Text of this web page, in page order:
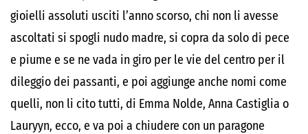
gioielli assoluti usciti l’anno scorso, chi non li avesse
ascoltati si spogli nudo madre, si copra da solo di pece
e piume e se ne vada in giro per le vie del centro per il
dileggio dei passanti, e poi aggiunge anche nomi come
quelli, non li cito tutti, di Emma Nolde, Anna Castiglia o
Lauryyn, ecco, e va poi a chiudere con un paragone